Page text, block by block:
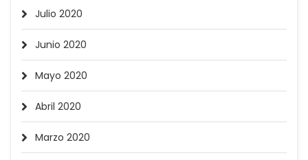
Julio 2020
Junio 2020
Mayo 2020
Abril 2020
Marzo 2020